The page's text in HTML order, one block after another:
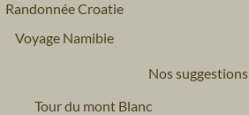
Randonnée Croatie
Voyage Namibie
Nos suggestions
Tour du mont Blanc